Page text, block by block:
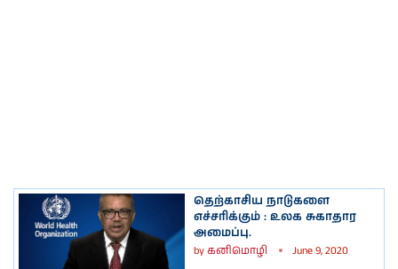
தெற்காசிய நாடுகளை
எச்சரிக்கும் : உலக சுகாதார
அமைப்பு.
byகனிமொழி June 9, 2020